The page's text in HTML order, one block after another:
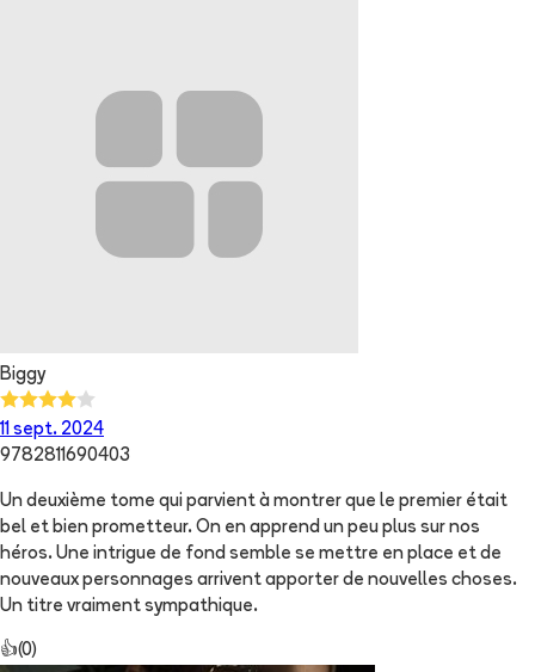
Biggy
11 sept. 2024
9782811690403
Un deuxième tome qui parvient à montrer que le premier était
bel et bien prometteur. On en apprend un peu plus sur nos
héros. Une intrigue de fond semble se mettre en place et de
nouveaux personnages arrivent apporter de nouvelles choses.
Un titre vraiment sympathique.
👍(0)